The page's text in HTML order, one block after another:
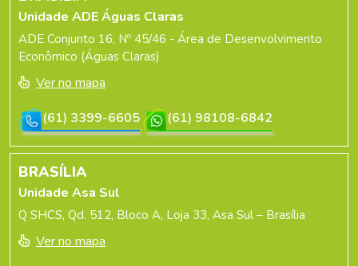
Unidade ADE Águas Claras
ADE Conjunto 16, Nº 45/46 - Área de Desenvolvimento
Econômico (Águas Claras)
Ver no mapa
(61) 3399-6605
(61) 98108-6842
BRASÍLIA
Unidade Asa Sul
Q SHCS, Qd. 512, Bloco A, Loja 33, Asa Sul – Brasília
Ver no mapa